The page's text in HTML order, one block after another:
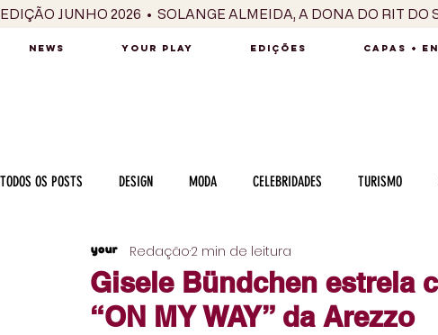
EDIÇÃO JUNHO 2026  •  SOLANGE ALMEIDA, A DONA DO RIT DO
NEWS YOUR PLAY EDIÇÕES CAPAS +
TODOS OS POSTS DESIGN MODA CELEBRIDADES TURISMO
MÚSICA SÉRIES / TV INTERNACIONAL
CULINÁRIA PESSOAS CARREIRA VINHOS
Gisele Bündchen estrela
“ON MY WAY” da Arezzo
Redação2 min de leitura